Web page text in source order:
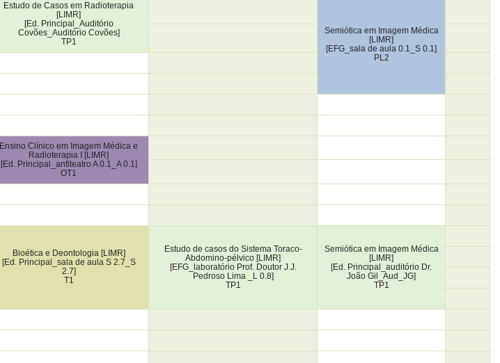
Estudo de Casos em Radioterapia
[LIMR]
[Ed. Principal_Auditório
Covões_Auditório Covões]
TP1
Semiótica em Imagem Médica
[LIMR]
[EFG_sala de aula 0.1_S 0.1]
PL2
Ensino Clínico em Imagem Médica e
Radioterapia I [LIMR]
[Ed. Principal_anfiteatro A 0.1_A 0.1]
OT1
Bioética e Deontologia [LIMR]
[Ed. Principal_sala de aula S 2.7_S
2.7]
T1
Estudo de casos do Sistema Toraco-
Abdomino-pélvico [LIMR]
[EFG_laboratório Prof. Doutor J.J.
Pedroso Lima _L 0.8]
TP1
Semiótica em Imagem Médica
[LIMR]
[Ed. Principal_auditório Dr.
João Gil_Aud_JG]
TP1